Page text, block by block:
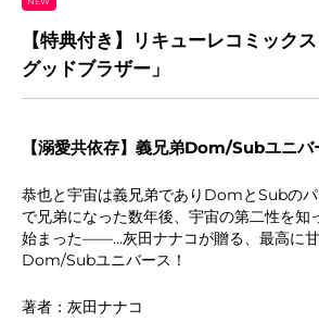
【特典付き】リキューレコミック
グッドブラザー」
【溺愛共依存】義兄弟Dom/Subユニバ
恭也と宇宙は義兄弟でありDomとSubの
で兄弟になった数年後、宇宙の第二性を知
始まった――…灰田ナナコが贈る、最高に
Dom/Subユニバース！
著者：灰田ナナコ